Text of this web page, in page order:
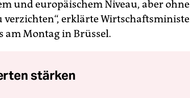
und europäischem Niveau, aber
verzichten“, erklärte
am Montag in Brüssel.
stärken